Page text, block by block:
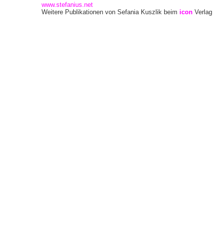
www.stefanius.net
Weitere Publikationen von Sefania Kuszlik beim icon Verlag